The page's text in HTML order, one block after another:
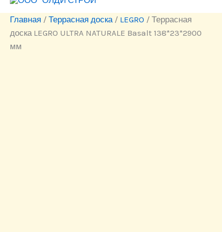
Главная / Террасная доска/ LEGRO / Террасная
доска LEGRO ULTRA NATURALE Basalt 138*23*2900
мм